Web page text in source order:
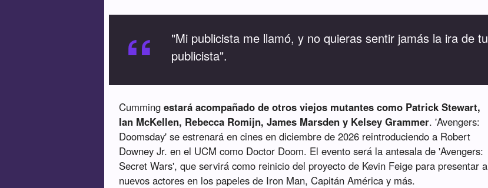
“
"Mi publicista me llamó, y no quieras sentir jamás la ira de tu
publicista".
Cummingestará acompañado de otros viejos mutantes como Patrick Stewart,
Ian McKellen, Rebecca Romijn, James Marsden y Kelsey Grammer. 'Avengers:
Doomsday' se estrenará en cines en diciembre de 2026 reintroduciendo a Robert
Downey Jr. en el UCM como Doctor Doom. El evento será la antesala de 'Avengers:
Secret Wars', que servirá como reinicio del proyecto de Kevin Feige para presentar a
nuevos actores en los papeles de Iron Man, Capitán América y más.